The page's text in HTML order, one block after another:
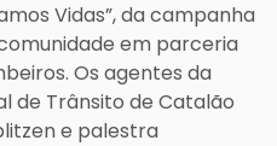
Vidas”, da campanha
em parceria
Os agentes da
de Trânsito de Catalão
e palestra